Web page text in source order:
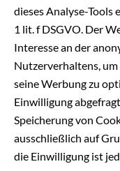
dieses Analyse-Tools
1 lit. f DSGVO. Der
Interesse an der
Nutzerverhaltens,
seine Werbung zu
Einwilligung
Speicherung von
ausschließlich auf
die Einwilligung ist